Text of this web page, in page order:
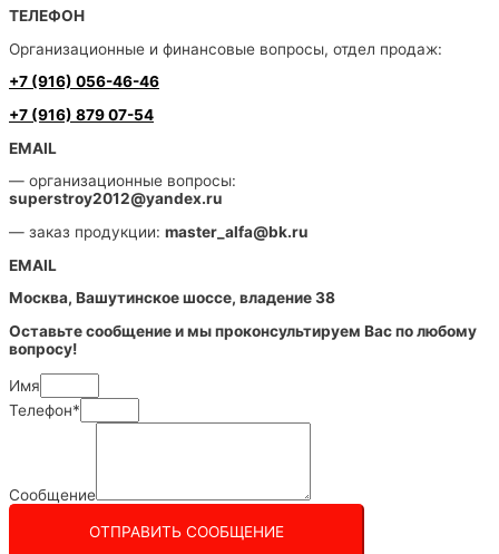
ТЕЛЕФОН
Организационные и финансовые вопросы, отдел продаж:
+7 (916) 056-46-46
+7 (916) 879 07-54
EMAIL
— организационные вопросы:
superstroy2012@yandex.ru
— заказ продукции: master_alfa@bk.ru
EMAIL
Москва, Вашутинское шоссе, владение 38
Оставьте сообщение и мы проконсультируем Вас по любому
вопросу!
Имя
Телефон*
Сообщение
ОТПРАВИТЬ СООБЩЕНИЕ